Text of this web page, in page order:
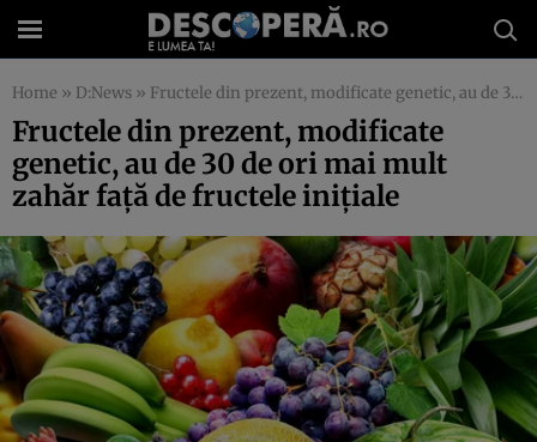
Home » D:News » Fructele din prezent, modificate genetic, au de 30 de ori mai mult zahăr faţă de fructele iniţiale
Fructele din prezent, modificate
genetic, au de 30 de ori mai mult
zahăr faţă de fructele iniţiale